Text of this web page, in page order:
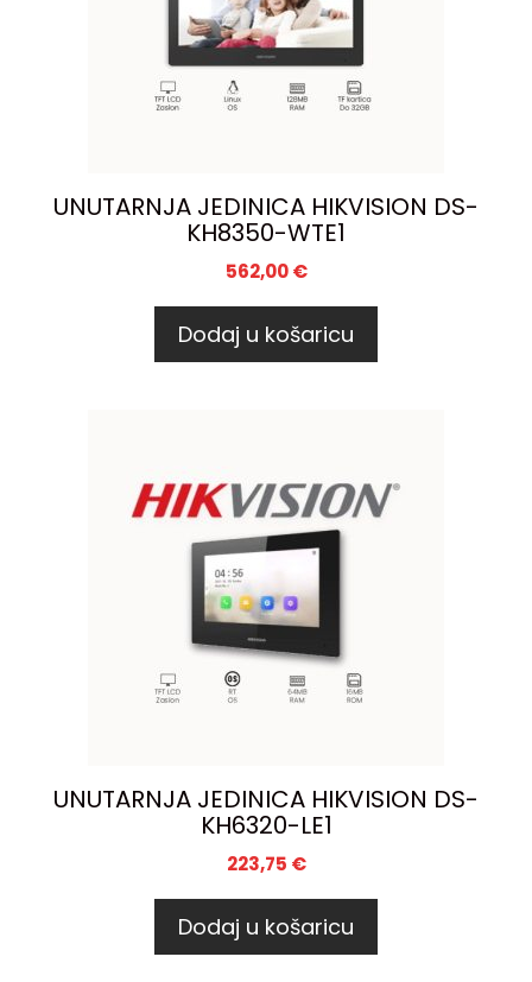
UNUTARNJA JEDINICA HIKVISION DS-
KH8350-WTE1
562,00€
Dodaj u košaricu
UNUTARNJA JEDINICA HIKVISION DS-
KH6320-LE1
223,75 €
Dodaj u košaricu